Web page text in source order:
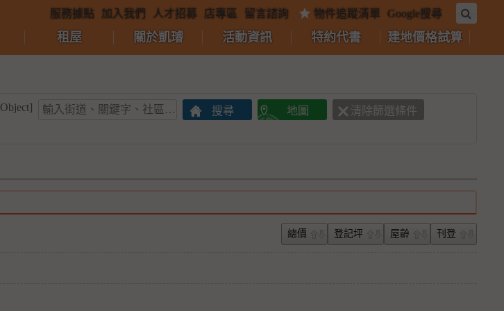
服務據點 加入我們 人才招募 店專區 留言諮詢 物件追蹤清單 Google搜尋
租屋 關於凱璿 活動資訊 特約代書 建地價格試算
總價 登記坪 屋齡 刊登